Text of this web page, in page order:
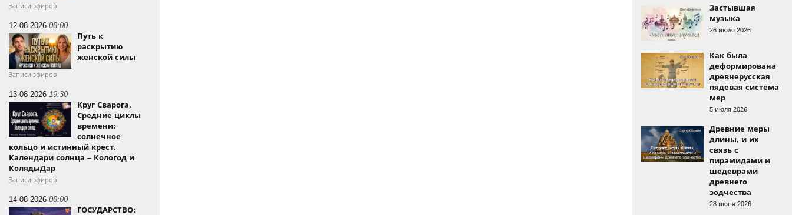
Записи эфиров
12-08-2026 08:00
Путь к
раскрытию
женской силы
Записи эфиров
13-08-2026 19:30
Круг Сварога.
Средние циклы
времени:
солнечное
кольцо и истинный крест.
Календари солнца – Кологод и
КолядыДар
Записи эфиров
14-08-2026 08:00
ГОСУДАРСТВО:
Застывшая
музыка
26 июля 2026
Как была
деформирована
древнерусская
пядевая система
мер
5 июля 2026
Древние меры
длины, и их
связь с
пирамидами и
шедеврами
древнего
зодчества
28 июня 2026